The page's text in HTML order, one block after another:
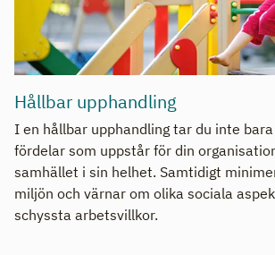
Hållbar upphandling
I en hållbar upphandling tar du inte
fördelar som uppstår för din
samhället i sin helhet. Samtidigt
miljön och värnar om olika sociala
schyssta arbetsvillkor.